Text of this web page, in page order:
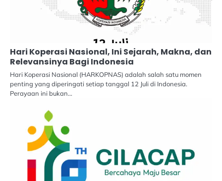
Hari Koperasi Nasional, Ini Sejarah, Makna, dan
Relevansinya Bagi Indonesia
Hari Koperasi Nasional (HARKOPNAS) adalah salah satu momen
penting yang diperingati setiap tanggal 12 Juli di Indonesia.
Perayaan ini bukan…